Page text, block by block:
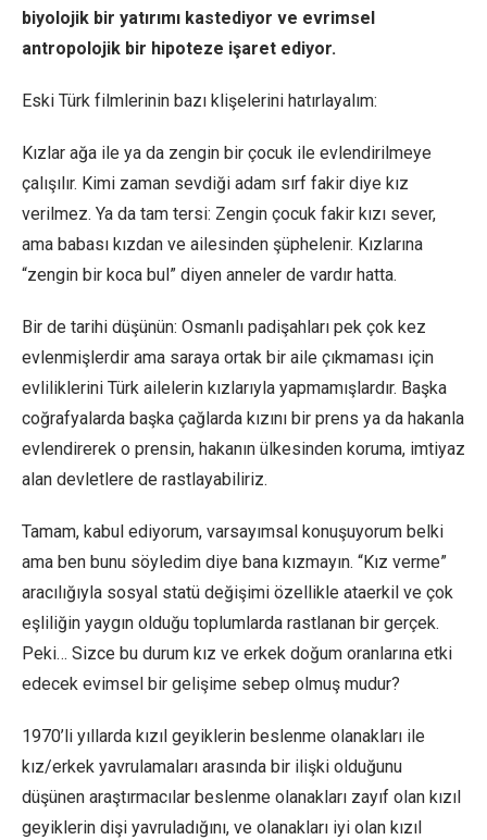
biyolojik bir yatırımı kastediyor ve evrimsel
antropolojik bir hipoteze işaret ediyor.
Eski Türk filmlerinin bazı klişelerini hatırlayalım:
Kızlar ağa ile ya da zengin bir çocuk ile evlendirilmeye
çalışılır. Kimi zaman sevdiği adam sırf fakir diye kız
verilmez. Ya da tam tersi: Zengin çocuk fakir kızı sever,
ama babası kızdan ve ailesinden şüphelenir. Kızlarına
“zengin bir koca bul” diyen anneler de vardır hatta.
Bir de tarihi düşünün: Osmanlı padişahları pek çok kez
evlenmişlerdir ama saraya ortak bir aile çıkmaması için
evliliklerini Türk ailelerin kızlarıyla yapmamışlardır. Başka
coğrafyalarda başka çağlarda kızını bir prens ya da hakanla
evlendirerek o prensin, hakanın ülkesinden koruma, imtiyaz
alan devletlere de rastlayabiliriz.
Tamam, kabul ediyorum, varsayımsal konuşuyorum belki
ama ben bunu söyledim diye bana kızmayın. “Kız verme”
aracılığıyla sosyal statü değişimi özellikle ataerkil ve çok
eşliliğin yaygın olduğu toplumlarda rastlanan bir gerçek.
Peki… Sizce bu durum kız ve erkek doğum oranlarına etki
edecek evimsel bir gelişime sebep olmuş mudur?
1970’li yıllarda kızıl geyiklerin beslenme olanakları ile
kız/erkek yavrulamaları arasında bir ilişki olduğunu
düşünen araştırmacılar beslenme olanakları zayıf olan kızıl
geyiklerin dişi yavruladığını, ve olanakları iyi olan kızıl